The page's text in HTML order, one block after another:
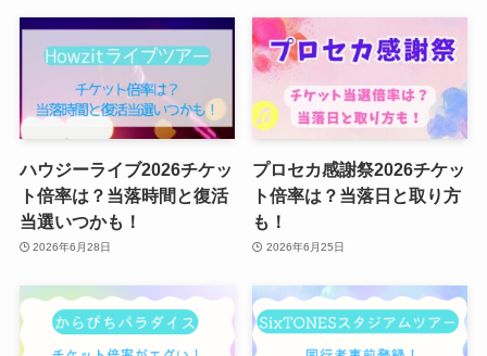
ハウジーライブ2026チケッ
ト倍率は？当落時間と復活
当選いつかも！
2026年6月28日
プロセカ感謝祭2026チケッ
ト倍率は？当落日と取り方
も！
2026年6月25日